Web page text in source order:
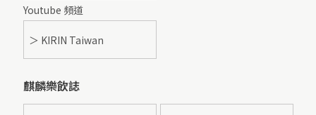
Youtube 頻道
＞ KIRIN Taiwan
麒麟樂飲誌